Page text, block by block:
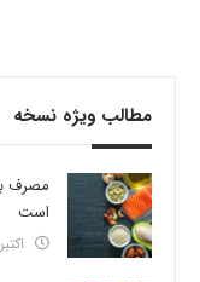
مطالب ویژه نسخه
است
اکتبر 26, 2024